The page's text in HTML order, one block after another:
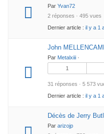
Par Yvan72
2 réponses · 495 vues
Dernier article : il y a 1
John
Par Metalxiii ·
1
31 réponses · 5 573
Dernier article : il y a 1
Décès de Jerry
Par arizojp